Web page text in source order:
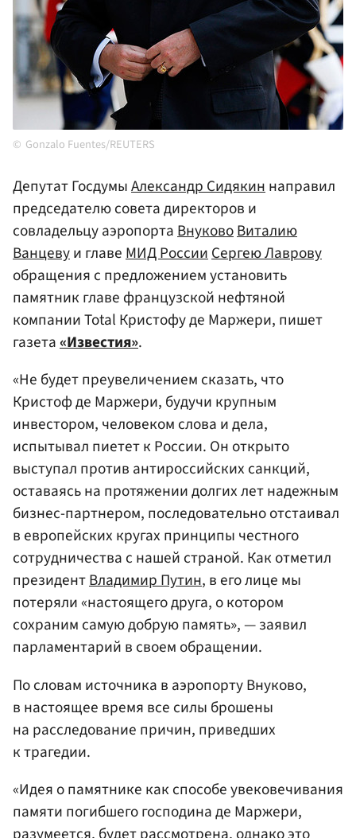
Gonzalo Fuentes/REUTERS
Депутат ГосдумыАлександр Сидякиннаправил
председателю совета директоров и
совладельцу аэропортаВнуковоВиталию
Ванцевуи главеМИД РоссииСергею Лаврову
обращения с предложением установить
памятник главе французской нефтяной
компании Total Кристофу де Маржери, пишет
газета«Известия».
«Не будет преувеличением сказать, что
Кристоф де Маржери, будучи крупным
инвестором, человеком слова и дела,
испытывал пиетет к России. Он открыто
выступал против антироссийских санкций,
оставаясь на протяжении долгих лет надежным
бизнес-партнером, последовательно отстаивал
в европейских кругах принципы честного
сотрудничества с нашей страной. Как отметил
президентВладимир Путин, в его лице мы
потеряли «настоящего друга, о котором
сохраним самую добрую память», — заявил
парламентарий в своем обращении.
По словам источника в аэропорту Внуково,
в настоящее время все силы брошены
на расследование причин, приведших
к трагедии.
«Идея о памятнике как способе увековечивания
памяти погибшего господина де Маржери,